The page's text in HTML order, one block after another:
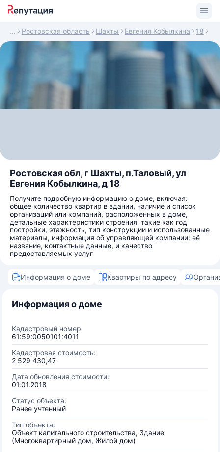
Ростовская область Шахты Евгения Кобылкина 18
Ростовская обл, г Шахты, п.Таловый, ул
Евгения Кобылкина, д 18
Получите подробную информацию о доме, включая:
общее количество квартир в здании, наличие и список
организаций или компаний, расположенных в доме,
детальные характеристики строения, такие как год
постройки, этажность, тип конструкции и использованные
материалы, информация об управляющей компании: её
название, контактные данные, и качество
предоставляемых услуг
Информация о доме Квартиры по адресу
Информация о доме
Кадастровый номер:
61:59:0050101:4011
Кадастровая стоимость:
2 529 430,47
Дата обновления стоимости:
01.01.2018
Статус объекта:
Ранее учтенный
Тип объекта:
Объект капитального строительства, Здание
(Многоквартирный дом, Жилой дом)